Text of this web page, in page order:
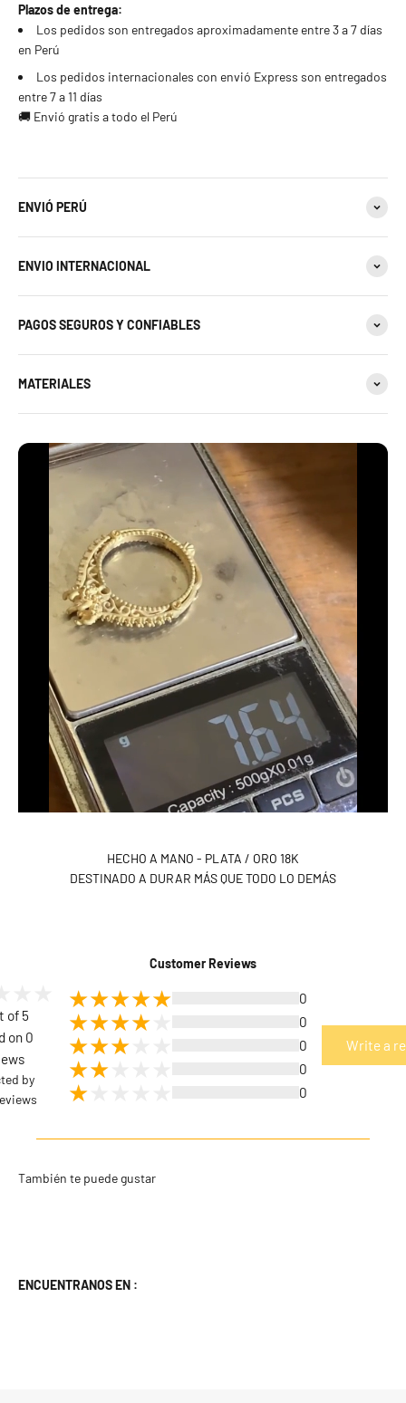
23 estándar
24 estándar
25 estándar - 11 americana
27 estándar - 12 americana
29 estándar
31 estándar
33 estándar - 14 americana
Plazos de entrega:
Los pedidos son entregados aproximadamente entre 3 a 7 días
en Perú
Los pedidos internacionales con envió Express son entregados
entre 7 a 11 días
🚚 Envió gratis a todo el Perú
ENVIÓ PERÚ
ENVIO INTERNACIONAL
PAGOS SEGUROS Y CONFIABLES
MATERIALES
HECHO A MANO - PLATA / ORO 18K
DESTINADO A DURAR MÁS QUE TODO LO DEMÁS
Customer Reviews
of 5
on 0
by
0
0
0
0
0
Write a
ENCUENTRANOS EN :